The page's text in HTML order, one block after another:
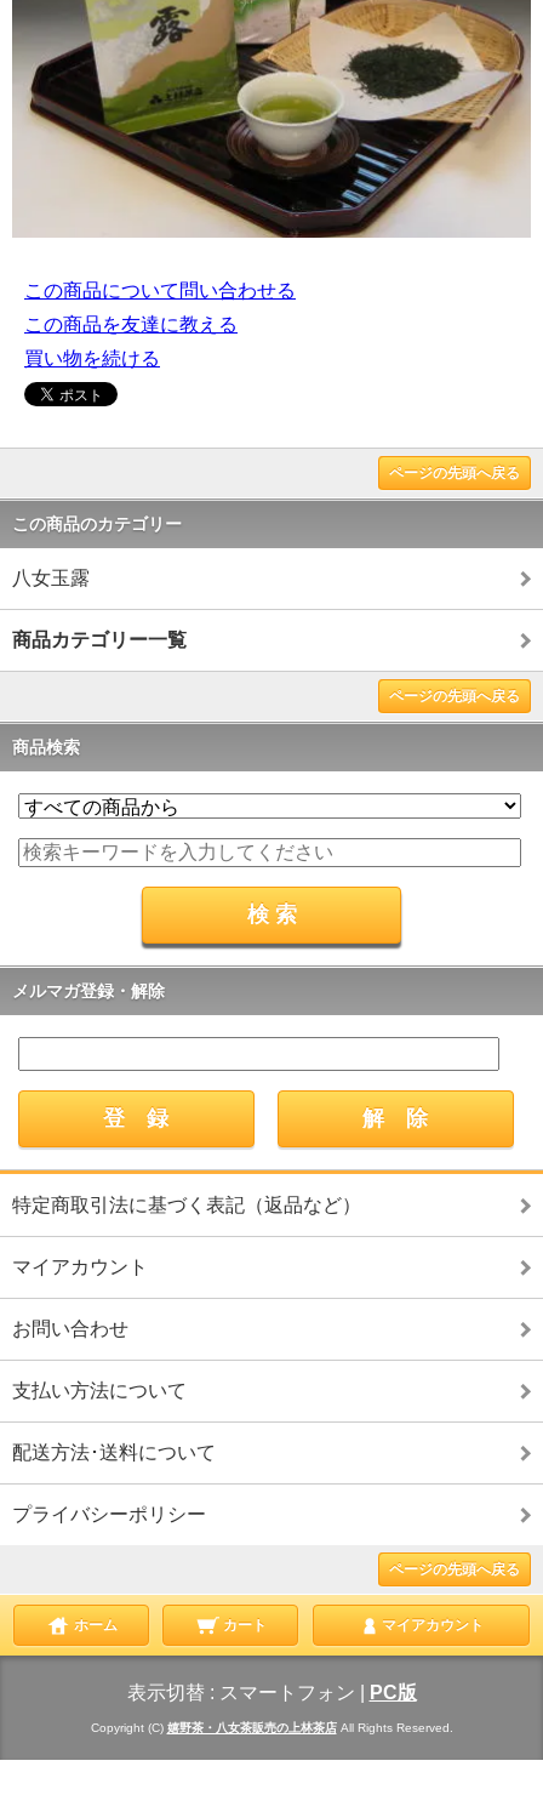
この商品について問い合わせる
この商品を友達に教える
買い物を続ける
ページの先頭へ戻る
この商品のカテゴリー
八女玉露
商品カテゴリー一覧
ページの先頭へ戻る
商品検索
メルマガ登録・解除
特定商取引法に基づく表記（返品など）
マイアカウント
お問い合わせ
支払い方法について
配送方法･送料について
プライバシーポリシー
ページの先頭へ戻る
ホーム カート マイアカウント
表示切替 : スマートフォン PC版
Copyright (C) 嬉野茶・八女茶販売の上林茶店All Rights Reserved.